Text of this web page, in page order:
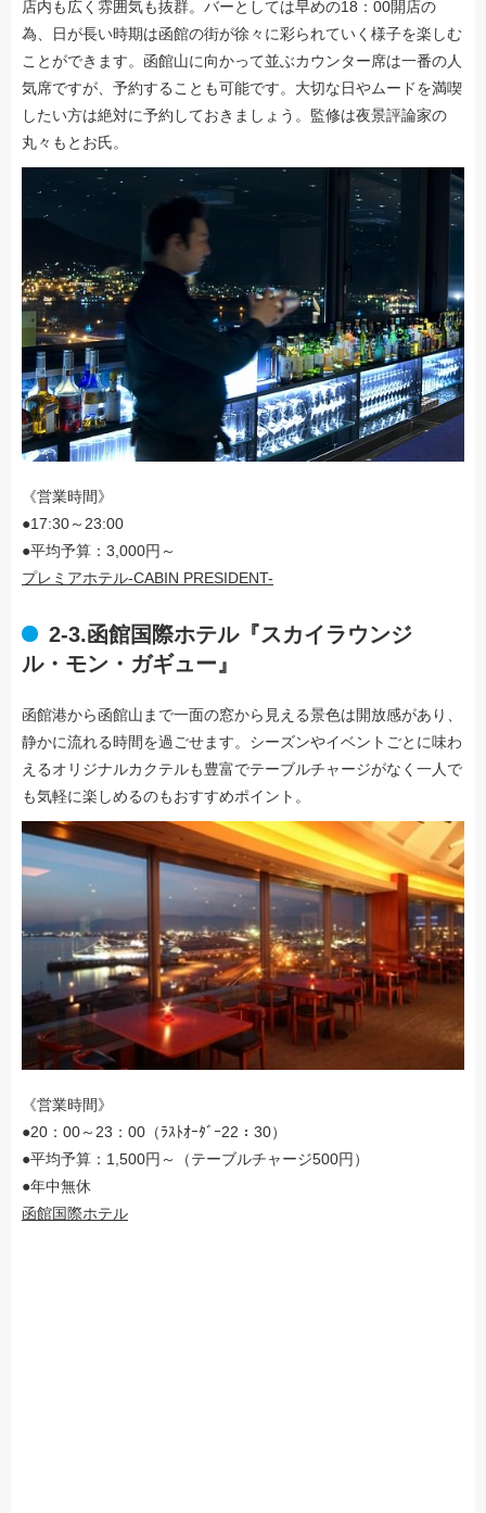
店内も広く雰囲気も抜群。バーとしては早めの18：00開店の
為、日が長い時期は函館の街が徐々に彩られていく様子を楽しむ
ことができます。函館山に向かって並ぶカウンター席は一番の人
気席ですが、予約することも可能です。大切な日やムードを満喫
したい方は絶対に予約しておきましょう。監修は夜景評論家の
丸々もとお氏。
《営業時間》
●17:30～23:00
●平均予算：3,000円～
プレミアホテル-CABIN PRESIDENT-
2-3.函館国際ホテル『スカイラウンジ
ル・モン・ガギュー』
函館港から函館山まで一面の窓から見える景色は開放感があり、
静かに流れる時間を過ごせます。シーズンやイベントごとに味わ
えるオリジナルカクテルも豊富でテーブルチャージがなく一人で
も気軽に楽しめるのもおすすめポイント。
《営業時間》
●20：00～23：00（ﾗｽﾄｵｰﾀﾞｰ22：30）
●平均予算：1,500円～（テーブルチャージ500円）
●年中無休
函館国際ホテル